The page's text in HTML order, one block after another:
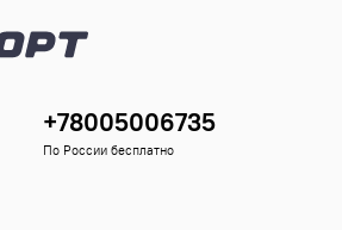
+78005006735
По России бесплатно